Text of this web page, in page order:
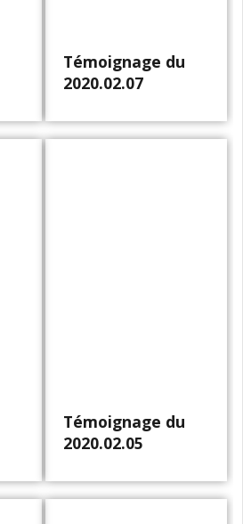
Témoignage du
2020.02.07
Témoignage du
2020.02.05